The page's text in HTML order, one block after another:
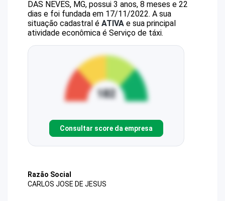
DAS NEVES, MG, possui 3 anos, 8 meses e 22
dias e foi fundada em 17/11/2022. A sua
situação cadastral é ATIVA e sua principal
atividade econômica é Serviço de táxi.
Consultar score da empresa
Razão Social
CARLOS JOSE DE JESUS